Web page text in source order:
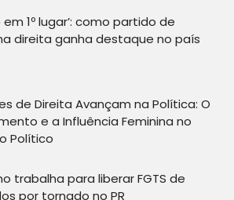
em 1º lugar’: como partido de
direita ganha destaque no país
de Direita Avançam na Política: O
e a Influência Feminina no
Político
trabalha para liberar FGTS de
por tornado no PR